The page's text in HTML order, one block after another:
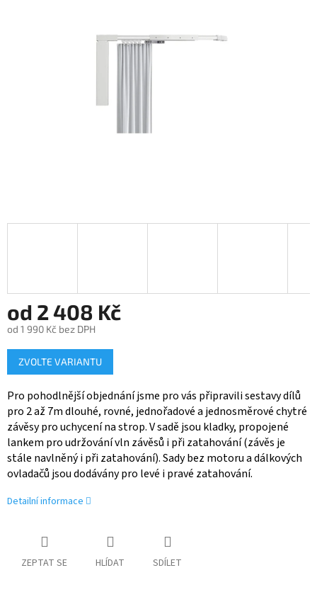
od 2 408 Kč
od 1 990 Kč bez DPH
Měrná
cena:
ZVOLTE VARIANTU
Pro pohodlnější objednání jsme pro vás připravili sestavy dílů
pro 2 až 7m dlouhé, rovné, jednořadové a jednosměrové chytré
závěsy pro uchycení na strop. V sadě jsou kladky, propojené
lankem pro udržování vln závěsů i při zatahování (závěs je
stále navlněný i při zatahování). Sady bez motoru a dálkových
ovladačů jsou dodávány pro levé i pravé zatahování.
Detailní informace
ZEPTAT SE HLÍDAT SDÍLET